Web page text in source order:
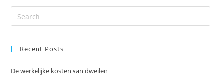
Recent Posts
De werkelijke kosten van dweilen